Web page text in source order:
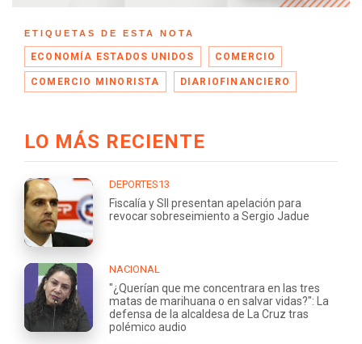
ETIQUETAS DE ESTA NOTA
ECONOMÍA ESTADOS UNIDOS COMERCIO
COMERCIO MINORISTA DIARIOFINANCIERO
LO MÁS RECIENTE
DEPORTES13
Fiscalía y SII presentan apelación para
revocar sobreseimiento a Sergio Jadue
NACIONAL
"¿Querían que me concentrara en las tres
matas de marihuana o en salvar vidas?": La
defensa de la alcaldesa de La Cruz tras
polémico audio